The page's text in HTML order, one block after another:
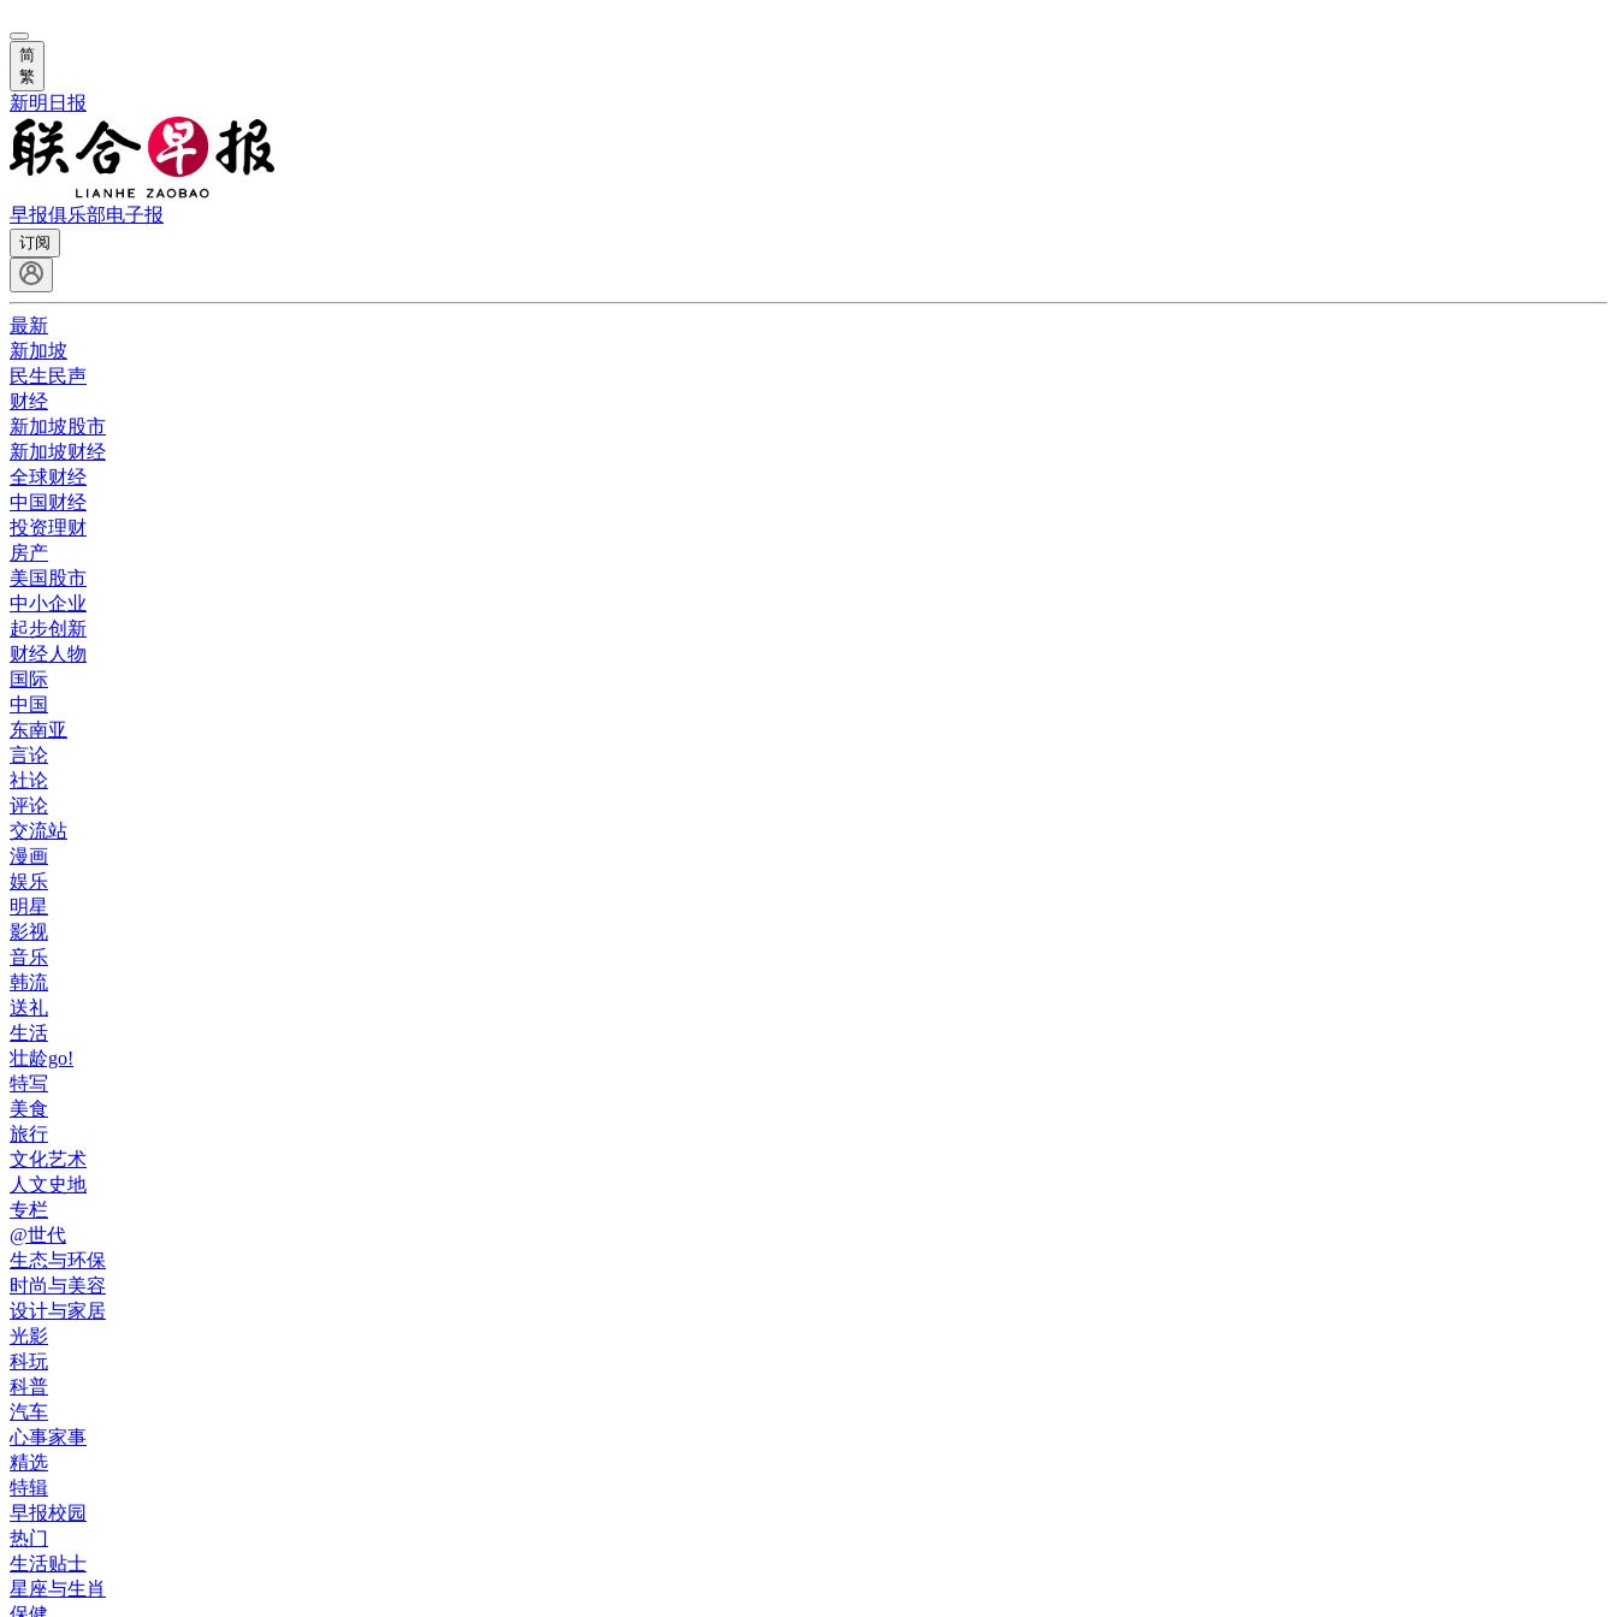
简
繁
新明日报
早报俱乐部电子报
订阅
最新
新加坡
民生民声
财经
新加坡股市
新加坡财经
全球财经
中国财经
投资理财
房产
美国股市
中小企业
起步创新
财经人物
国际
中国
东南亚
言论
社论
评论
交流站
漫画
娱乐
明星
影视
音乐
韩流
送礼
生活
壮龄go!
特写
美食
旅行
文化艺术
人文史地
专栏
@世代
生态与环保
时尚与美容
设计与家居
光影
科玩
科普
汽车
心事家事
精选
特辑
早报校园
热门
生活贴士
星座与生肖